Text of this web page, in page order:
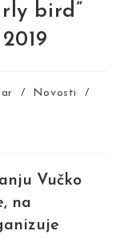
bird”
/ Novosti
/
Vučko
na